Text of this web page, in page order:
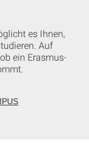
es Ihnen,
Auf
ein Erasmus-